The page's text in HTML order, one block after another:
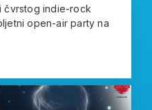
čvrstog indie-rock
open-air party na